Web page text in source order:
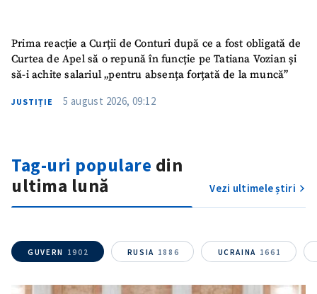
Prima reacție a Curții de Conturi după ce a fost obligată de
Curtea de Apel să o repună în funcție pe Tatiana Vozian și
să-i achite salariul „pentru absența forțată de la muncă”
JUSTIȚIE 5 august 2026, 09:12
Tag-uri populare din
ultima lună
Vezi ultimele știri
GUVERN 1902 RUSIA 1886 UCRAINA 1661
TRIMITE ȘTIREA